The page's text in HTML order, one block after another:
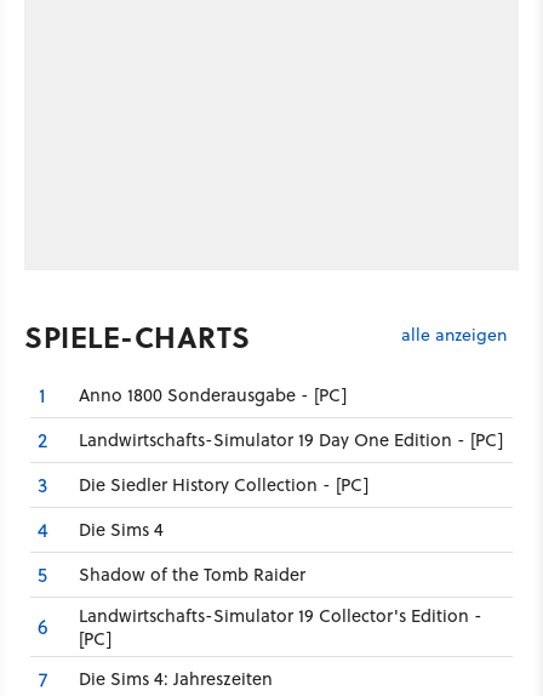
SPIELE-CHARTS alle anzeigen
1 Anno 1800 Sonderausgabe - [PC]
2 Landwirtschafts-Simulator 19 Day One Edition - [PC]
3 Die Siedler History Collection - [PC]
4 Die Sims 4
5 Shadow of the Tomb Raider
6
Landwirtschafts-Simulator 19 Collector's Edition -
[PC]
7 Die Sims 4: Jahreszeiten